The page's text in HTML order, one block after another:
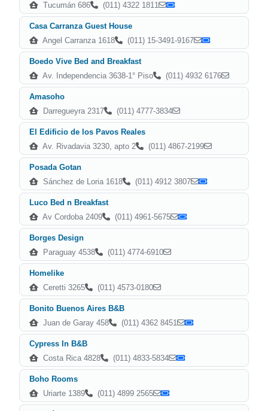
Tucumán 686
(011) 4322 1811
Casa Carranza Guest House
Angel Carranza 1618
(011) 15-3491-9167
Boedo Vive Bed and Breakfast
Av. Independencia 3638-1° Piso
(011) 4932 6176
Amasoho
Darregueyra 2317
(011) 4777-3834
El Edificio de los Pavos Reales
Av. Rivadavia 3230, apto 2
(011) 4867-2199
Posada Gotan
Sánchez de Loria 1618
(011) 4912 3807
Luco Bed n Breakfast
Av Cordoba 2409
(011) 4961-5675
Borges Design
Paraguay 4538
(011) 4774-6910
Homelike
Ceretti 3265
(011) 4573-0180
Bonito Buenos Aires B&B
Juan de Garay 458
(011) 4362 8451
Cypress In B&B
Costa Rica 4828
(011) 4833-5834
Boho Rooms
Uriarte 1389
(011) 4899 2565